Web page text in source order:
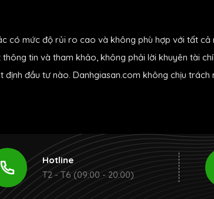
có mức độ rủi ro cao và không phù hợp với tất
tin và tham khảo, không phải lời khuyên tài
đầu tư nào. Danhgiasan.com không chịu
Hotline
T2 - T6 (09:00 - 20:00)